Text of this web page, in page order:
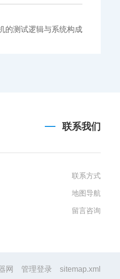
的测试逻辑与系统构成
联系我们
联系方式
地图导航
留言咨询
网 管理登录 sitemap.xml